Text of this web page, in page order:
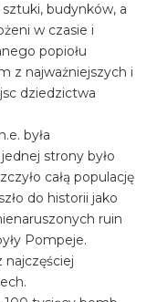
budynków, a
w czasie i
popiołu
z najważniejszych i
dziedzictwa
była
strony było
całą populację
do historii jako
ruin
Pompeje.
najczęściej